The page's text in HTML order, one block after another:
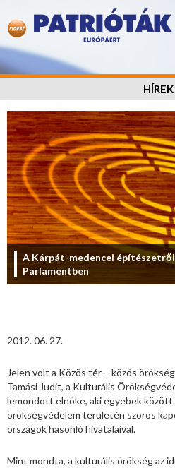
HÍREK
A Kárpát-medencei
Parlamentben
2012. 06. 27.
Jelen volt a Közös tér – közös
Tamási Judit, a Kulturális
lemondott elnöke, aki egyebek között
örökségvédelem területén szoros
országok hasonló hivatalaival.
Mint mondta, a kulturális örökség az